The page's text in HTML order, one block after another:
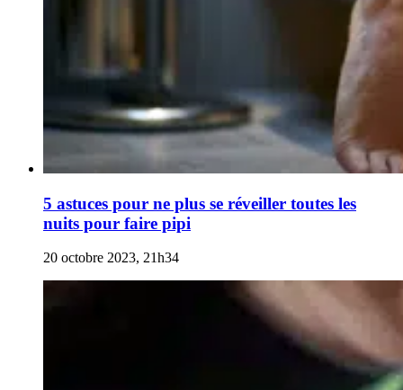
5 astuces pour ne plus se réveiller toutes les
nuits pour faire pipi
20 octobre 2023, 21h34